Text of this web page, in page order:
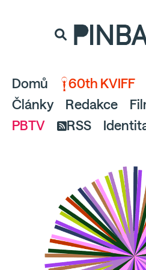
a pusťte se
Domů 60th KVIFF
Články
Redakce
PBTV
RSS